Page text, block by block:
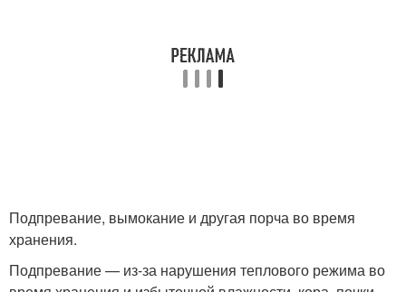
Подпревание, вымокание и другая порча во время
хранения.
Подпревание — из-за нарушения теплового режима во